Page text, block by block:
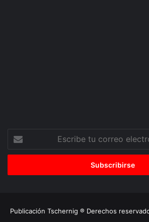
correo
Publicación Tschernig ® Derechos